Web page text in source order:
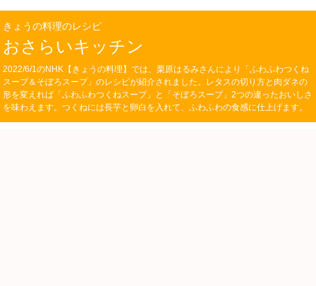
きょうの料理のレシピ
おさらいキッチン
2022/6/1のNHK【きょうの料理】では、栗原はるみさんにより「ふわふわつくね
スープ＆そぼろスープ」のレシピが紹介されました。レタスの切り方と肉ダネの
形を変えれば「ふわふわつくねスープ」と「そぼろスープ」2つの違ったおいしさ
を味わえます。つくねには長芋と卵白を入れて、ふわふわの食感に仕上げます。